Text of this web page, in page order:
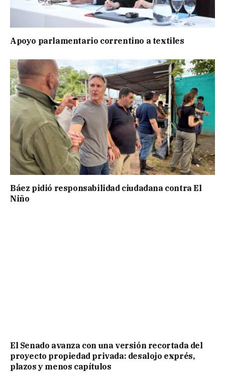
Apoyo parlamentario correntino a textiles
Báez pidió responsabilidad ciudadana contra El
Niño
El Senado avanza con una versión recortada del
proyecto propiedad privada: desalojo exprés,
plazos y menos capítulos